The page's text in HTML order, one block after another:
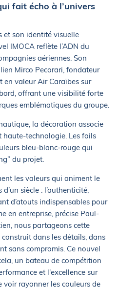
fait écho à l’univers
et son identité visuelle
IMOCA reflète l’ADN du
aériennes. Son
Mirco Pecorari, fondateur
en valeur Air Caraïbes sur
offrant une visibilité forte
emblématiques du groupe.
la décoration associe
haute-technologie. Les foils
bleu-blanc-rouge qui
du projet.
les valeurs qui animent le
siècle : l’authenticité,
d’atouts indispensables pour
en entreprise, précise Paul-
nous partageons cette
dans les détails, dans
sans compromis. Ce nouvel
un bateau de compétition
et l'excellence sur
voir rayonner les couleurs de